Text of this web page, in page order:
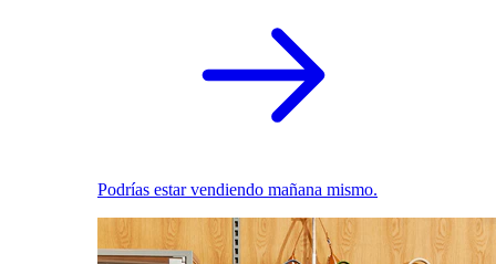
Podrías estar vendiendo mañana mismo.